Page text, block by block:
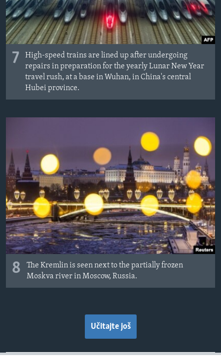
7
High-speed trains are lined up after undergoing
repairs in preparation for the yearly Lunar New Year
travel rush, at a base in Wuhan, in China's central
Hubei province.
8
The Kremlin is seen next to the partially frozen
Moskva river in Moscow, Russia.
Učitajte još